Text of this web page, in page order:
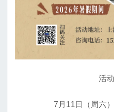
活动
7月11日（周六）